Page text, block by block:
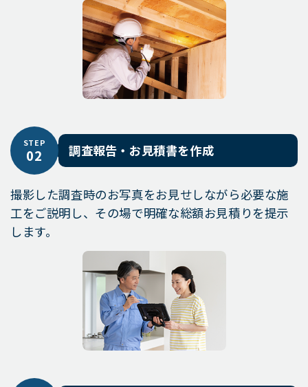
STEP
02 調査報告・お見積書を作成
撮影した調査時のお写真をお見せしながら必要な施
工をご説明し、その場で明確な総額お見積りを提示
します。